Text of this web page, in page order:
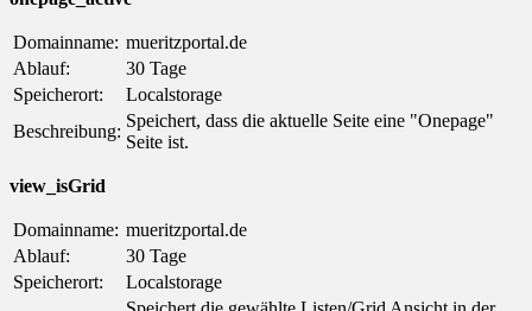
Domainname: mueritzportal.de
Ablauf:
30 Tage
Speicherort:
Localstorage
Beschreibung:
Speichert, dass die aktuelle Seite eine "Onepage"
Seite ist.
view_isGrid
Domainname: mueritzportal.de
Ablauf:
30 Tage
Speicherort:
Localstorage